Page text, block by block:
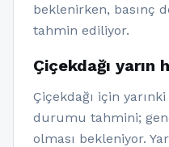
beklenirken, basınç
tahmin ediliyor.
Çiçekdağı yarın
Çiçekdağı için
durumu tahmini;
olması bekleniyor.